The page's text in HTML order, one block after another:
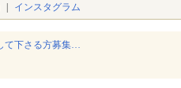
インスタグラム
て下さる方募集…